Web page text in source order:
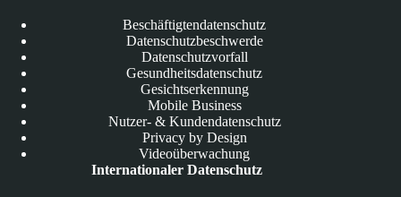
Beschäftigtendatenschutz
Datenschutzbeschwerde
Datenschutzvorfall
Gesundheitsdatenschutz
Gesichtserkennung
Mobile Business
Nutzer- & Kundendatenschutz
Privacy by Design
Videoüberwachung
Internationaler Datenschutz